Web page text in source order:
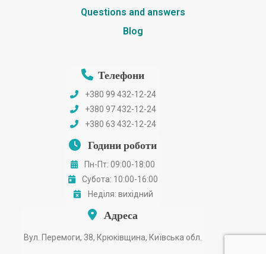
Questions and answers
Blog
Телефони
+380 99 432-12-24
+380 97 432-12-24
+380 63 432-12-24
Години роботи
Пн-Пт: 09:00-18:00
Субота: 10:00-16:00
Неділя: вихідний
Адреса
Вул. Перемоги, 38, Крюківщина, Київська обл.